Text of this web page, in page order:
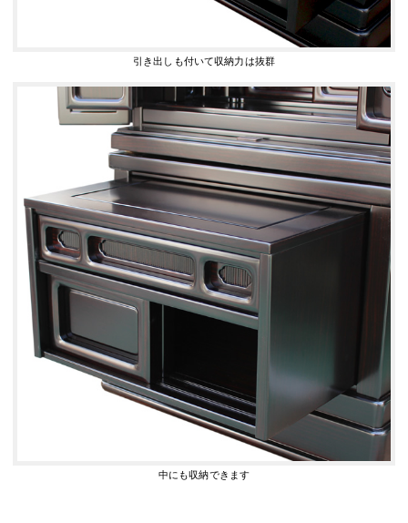
引き出しも付いて収納力は抜群
中にも収納できます